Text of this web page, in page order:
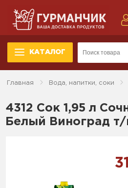
КАТАЛОГ
Главная Вода, напитки, соки
4312 Сок 1,95 л
Белый Виноград т/